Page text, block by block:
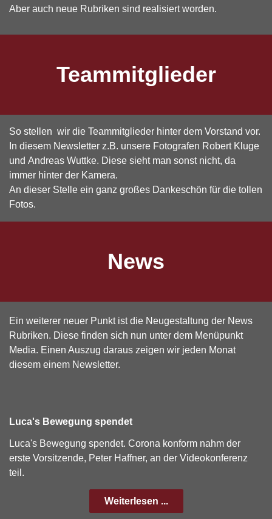
Aber auch neue Rubriken sind realisiert worden.
Teammitglieder
So stellen wir die Teammitglieder hinter dem Vorstand vor.
In diesem Newsletter z.B. unsere Fotografen Robert Kluge
und Andreas Wuttke. Diese sieht man sonst nicht, da
immer hinter der Kamera.
An dieser Stelle ein ganz großes Dankeschön für die tollen
Fotos.
News
Ein weiterer neuer Punkt ist die Neugestaltung der News
Rubriken. Diese finden sich nun unter dem Menüpunkt
Media. Einen Auszug daraus zeigen wir jeden Monat
diesem einem Newsletter.
Luca's Bewegung spendet
Luca's Bewegung spendet. Corona konform nahm der
erste Vorsitzende, Peter Haffner, an der Videokonferenz
teil.
Weiterlesen ...